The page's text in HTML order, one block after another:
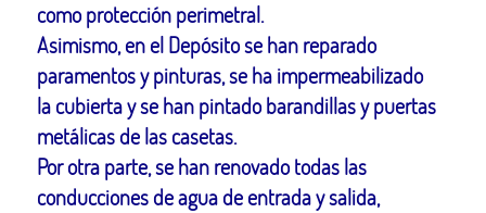
como protección perimetral.
Asimismo, en el Depósito se han reparado
paramentos y pinturas, se ha impermeabilizado
la cubierta y se han pintado barandillas y puertas
metálicas de las casetas.
Por otra parte, se han renovado todas las
conducciones de agua de entrada y salida,